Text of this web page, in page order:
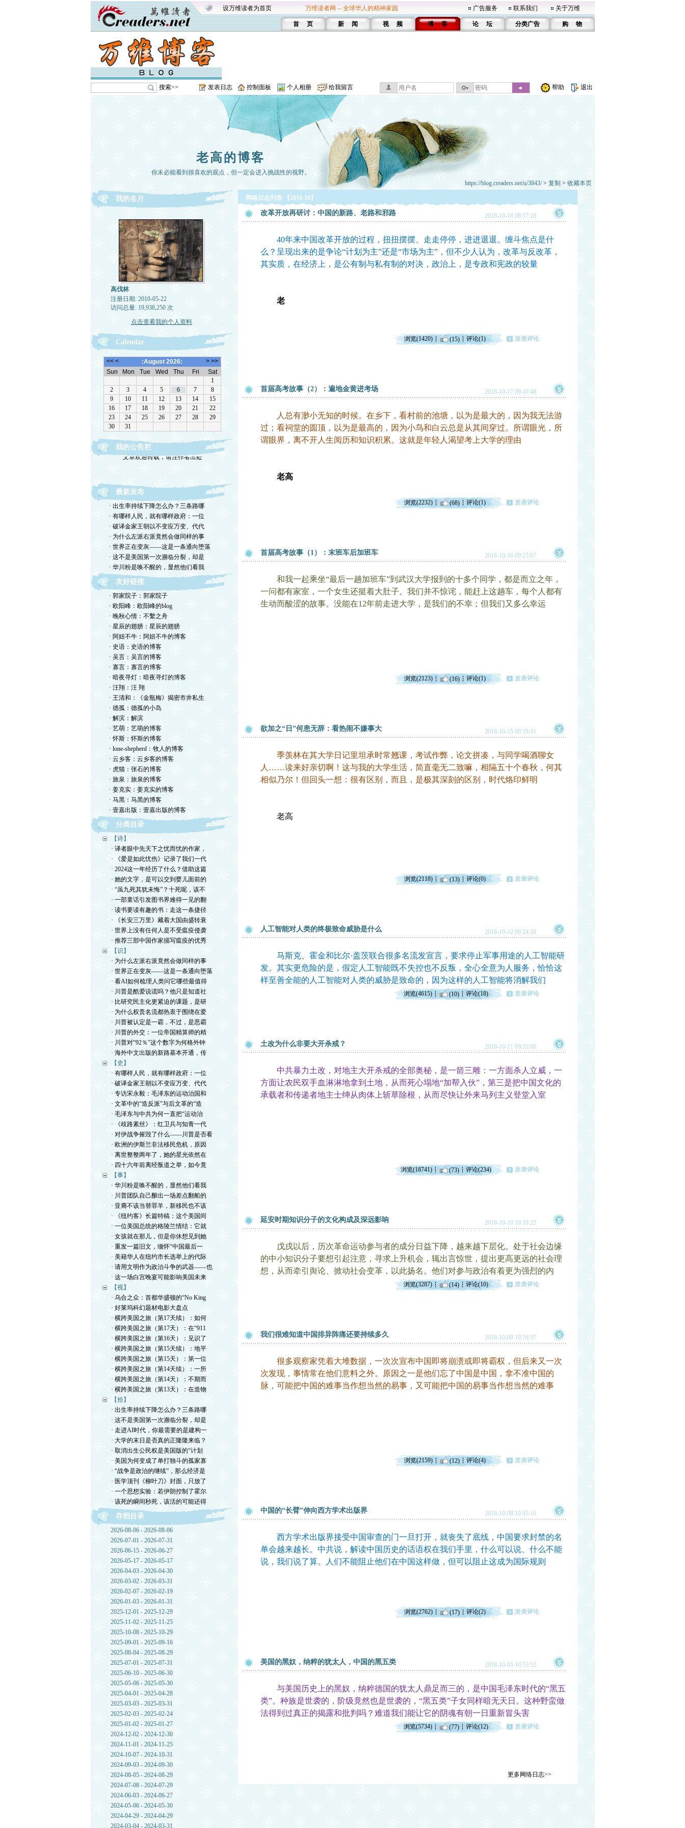
设万维读者为首页 万维读者网 -- 全球华人的精神家园 广告服务 联系我们 关于万维
首 页 新 闻 视 频 博 客 论 坛 分类广告 购 物
搜索>> 发表日志 控制面板 个人相册 给我留言 帮助 退出
老高的博客
你未必能看到很喜欢的观点，但一定会进入挑战性的视野。
https://blog.creaders.net/u/3843/> 复制 > 收藏本页
我的名片
高伐林
注册日期: 2010-05-22
访问总量: 19,938,250 次
点击查看我的个人资料
Calendar
我的公告栏
文章欢迎转载，请注作者出处
最新发布
· 出生率持续下降怎么办？三条路哪
· 有哪样人民，就有哪样政府：一位
· 破译金家王朝以不变应万变、代代
· 为什么左派右派竟然会做同样的事
· 世界正在变灰——这是一条通向堕落
· 这不是美国第一次濒临分裂，却是
· 华川粉是唤不醒的，显然他们看我
友好链接
· 郭家院子：郭家院子
· 欧阳峰：欧阳峰的blog
· 晚秋心情：不繫之舟
· 星辰的翅膀：星辰的翅膀
· 阿妞不牛：阿妞不牛的博客
· 史语：史语的博客
· 吴言：吴言的博客
· 寡言：寡言的博客
· 暗夜寻灯：暗夜寻灯的博客
· 汪翔：汪 翔
· 王清和：《金瓶梅》揭密市井私生
· 德孤：德孤的小岛
· 解滨：解滨
· 艺萌：艺萌的博客
· 怀斯：怀斯的博客
· lone-shepherd：牧人的博客
· 云乡客：云乡客的博客
· 虎猫：张石的博客
· 旅泉：旅泉的博客
· 姜克实：姜克实的博客
· 马黑：马黑的博客
· 壹嘉出版：壹嘉出版的博客
分类目录
【诗】
· 译者眼中先天下之忧而忧的作家，
· 《爱是如此忧伤》记录了我们一代
· 2024这一年经历了什么？借助这篇
· 她的文字，是可以交到婴儿面前的
· “虽九死其犹未悔”？十死呢，该不
· 一部童话引发图书界难得一见的翻
· 读书要读有趣的书：走这一条捷径
· 《长安三万里》藏着大国由盛转衰
· 世界上没有任何人是不受瘟疫侵袭
· 推荐三部中国作家描写瘟疫的优秀
【识】
· 为什么左派右派竟然会做同样的事
· 世界正在变灰——这是一条通向堕落
· 看AI如何梳理人类问它哪些最值得
· 川普是酷爱说谎吗？他只是知道社
· 比研究民主化更紧迫的课题，是研
· 为什么权贵名流都热衷于围绕在爱
· 川普被认定是一霸，不过，是恶霸
· 川普的外交：一位帝国精算师的精
· 川普对“92％”这个数字为何格外钟
· 海外中文出版的新路基本开通，传
【史】
· 有哪样人民，就有哪样政府：一位
· 破译金家王朝以不变应万变、代代
· 专访宋永毅：毛泽东的运动治国和
· 文革中的“造反派”与后文革的“造
· 毛泽东与中共为何一直把“运动治
· 《歧路素丝》：红卫兵与知青一代
· 对伊战争摧毁了什么——川普是否看
· 欧洲的伊斯兰非法移民危机，原因
· 离世整整两年了，她的星光依然在
· 四十六年前离经叛道之举，如今竟
【事】
· 华川粉是唤不醒的，显然他们看我
· 川普团队自己酿出一场差点翻船的
· 亚裔不该当替罪羊，新移民也不该
· 《纽约客》长篇特稿：这个美国间
· 一位美国总统的格陵兰情结：它就
· 女孩就在那儿，但是你休想见到她
· 重发一篇旧文，缅怀“中国最后一
· 美籍华人在纽约市长选举上的代际
· 请用文明作为政治斗争的武器——也
· 这一场白宫晚宴可能影响美国未来
【视】
· 乌合之众：首都华盛顿的“No King
· 好莱坞科幻题材电影大盘点
· 横跨美国之旅（第17天续）：如何
· 横跨美国之旅（第17天）：在“911
· 横跨美国之旅（第16天）：见识了
· 横跨美国之旅（第15天续）：地平
· 横跨美国之旅（第15天）：第一位
· 横跨美国之旅（第14天续）：一所
· 横跨美国之旅（第14天）：不期而
· 横跨美国之旅（第13天）：在造物
【拾】
· 出生率持续下降怎么办？三条路哪
· 这不是美国第一次濒临分裂，却是
· 走进AI时代，你最需要的是建构一
· 大学的末日是否真的正隆隆来临？
· 取消出生公民权是美国版的“计划
· 美国为何变成了单打独斗的孤家寡
· “战争是政治的继续”，那么经济是
· 医学顶刊《柳叶刀》封面，只放了
· 一个思想实验：若伊朗控制了霍尔
· 该死的瞬间秒死，该活的可能还得
存档目录
2026-08-06 - 2026-08-06
2026-07-01 - 2026-07-31
2026-06-15 - 2026-06-27
2026-05-17 - 2026-05-17
2026-04-03 - 2026-04-30
2026-03-02 - 2026-03-31
2026-02-07 - 2026-02-19
2026-01-03 - 2026-01-31
2025-12-01 - 2025-12-29
2025-11-02 - 2025-11-25
2025-10-08 - 2025-10-29
2025-09-01 - 2025-09-16
2025-08-04 - 2025-08-29
2025-07-01 - 2025-07-31
2025-06-10 - 2025-06-30
2025-05-06 - 2025-05-30
2025-04-01 - 2025-04-28
2025-03-03 - 2025-03-31
2025-02-03 - 2025-02-24
2025-01-02 - 2025-01-27
2024-12-02 - 2024-12-30
2024-11-01 - 2024-11-25
2024-10-07 - 2024-10-31
2024-09-03 - 2024-09-30
2024-08-05 - 2024-08-29
2024-07-08 - 2024-07-29
2024-06-03 - 2024-06-27
2024-05-06 - 2024-05-30
2024-04-29 - 2024-04-29
2024-03-04 - 2024-03-31
网络日志列表 【2018-10】
改革开放再研讨：中国的新路、老路和邪路 2018-10-18 08:57:18
40年来中国改革开放的过程，扭扭摆摆、走走停停，进进退退。缠斗焦点是什
么？呈现出来的是争论“计划为主”还是“市场为主”，但不少人认为，改革与反改革，
其实质，在经济上，是公有制与私有制的对决，政治上，是专政和宪政的较量
老
浏览(1420) (15) 评论(1) 发表评论
首届高考故事（2）：遍地金黄进考场 2018-10-17 09:43:48
人总有渺小无知的时候。在乡下，看村前的池塘，以为是最大的，因为我无法游
过；看祠堂的圆顶，以为是最高的，因为小鸟和白云总是从其间穿过。所谓眼光，所
谓眼界，离不开人生阅历和知识积累。这就是年轻人渴望考上大学的理由
老高
浏览(2232) (68) 评论(1) 发表评论
首届高考故事（1）：末班车后加班车 2018-10-16 09:23:07
和我一起乘坐“最后一趟加班车”到武汉大学报到的十多个同学，都是而立之年，
一问都有家室，一个女生还挺着大肚子。我们并不惊诧，能赶上这趟车，每个人都有
生动而酸涩的故事。没能在12年前走进大学，是我们的不幸；但我们又多么幸运
浏览(2123) (16) 评论(1) 发表评论
欲加之“日”何患无辞：看热闹不嫌事大 2018-10-15 09:19:41
季羡林在其大学日记里坦承时常翘课，考试作弊，论文拼凑，与同学喝酒聊女
人……读来好亲切啊！这与我的大学生活，简直毫无二致嘛，相隔五十个春秋，何其
相似乃尔！但回头一想：很有区别，而且，是极其深刻的区别， 时代烙印鲜明
老高
浏览(2118) (13) 评论(0) 发表评论
人工智能对人类的终极致命威胁是什么 2018-10-12 09:24:28
马斯克、霍金和比尔·盖茨联合很多名流发宣言，要求停止军事用途的人工智能研
发。其实更危险的是，假定人工智能既不失控也不反叛，全心全意为人服务，恰恰这
样至善全能的人工智能对人类的威胁是致命的，因为这样的人工智能将消解我们
浏览(4615) (10) 评论(18) 发表评论
土改为什么非要大开杀戒？ 2018-10-11 09:33:00
中共暴力土改，对地主大开杀戒的全部奥秘，是一箭三雕：一方面杀人立威，一
方面让农民双手血淋淋地拿到土地，从而死心塌地“加帮入伙”，第三是把中国文化的
承载者和传递者地主士绅从肉体上斩草除根，从而尽快让外来马列主义登堂入室
浏览(18741) (73) 评论(234) 发表评论
延安时期知识分子的文化构成及深远影响 2018-10-10 10:33:22
戊戌以后，历次革命运动参与者的成分日益下降，越来越下层化。处于社会边缘
的中小知识分子要想引起注意，寻求上升机会，辄出言惊世，提出更高更远的社会理
想，从而牵引舆论、掀动社会变革，以此扬名。他们对参与政治有着更为强烈的内
浏览(3287) (14) 评论(10) 发表评论
我们很难知道中国排异阵痛还要持续多久 2018-10-09 10:56:37
很多观察家凭着大堆数据，一次次宣布中国即将崩溃或即将霸权，但后来又一次
次发现，事情常在他们意料之外。原因之一是他们忘了中国是中国，拿不准中国的
脉，可能把中国的难事当作想当然的易事，又可能把中国的易事当作想当然的难事
浏览(2159) (12) 评论(4) 发表评论
中国的“长臂”伸向西方学术出版界 2018-10-08 10:45:16
西方学术出版界接受中国审查的门一旦打开，就丧失了底线，中国要求封禁的名
单会越来越长。中共说，解读中国历史的话语权在我们手里，什么可以说、什么不能
说，我们说了算。人们不能阻止他们在中国这样做，但可以阻止这成为国际规则
浏览(2762) (17) 评论(2) 发表评论
美国的黑奴，纳粹的犹太人，中国的黑五类 2018-10-05 10:53:52
与美国历史上的黑奴，纳粹德国的犹太人鼎足而三的，是中国毛泽东时代的“黑五
类”。种族是世袭的，阶级竟然也是世袭的，“黑五类”子女同样暗无天日。这种野蛮做
法得到过真正的揭露和批判吗？难道我们能让它的阴魂有朝一日重新冒头害
浏览(5734) (77) 评论(12) 发表评论
更多网络日志>>